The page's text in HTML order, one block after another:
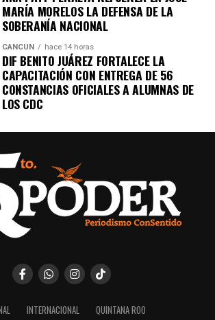
MARÍA MORELOS LA DEFENSA DE LA
SOBERANÍA NACIONAL
CANCÚN hace 14 horas
DIF BENITO JUÁREZ FORTALECE LA
CAPACITACIÓN CON ENTREGA DE 56
CONSTANCIAS OFICIALES A ALUMNAS DE
LOS CDC
INTERNACIONAL QUINTANA ROO